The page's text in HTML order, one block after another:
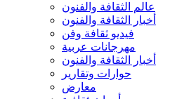
عالم الثقافة والفنون
أخبار الثقافة والفنون
فيديو ثقافة وفن
مهرجانات عربية
أخبار الثقافة والفنون
حوارات وتقارير
معارض